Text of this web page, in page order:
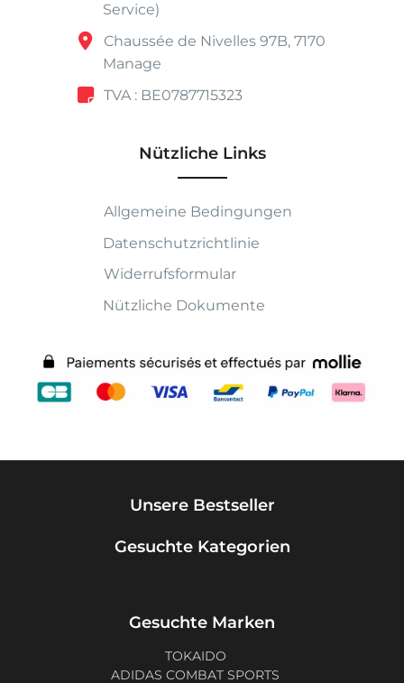
Service)
Chaussée de Nivelles 97B, 7170
Manage
TVA : BE0787715323
Nützliche Links
Allgemeine Bedingungen
Datenschutzrichtlinie
Widerrufsformular
Nützliche Dokumente
Unsere Bestseller
Gesuchte Kategorien
Gesuchte Marken
TOKAIDO
ADIDAS COMBAT SPORTS